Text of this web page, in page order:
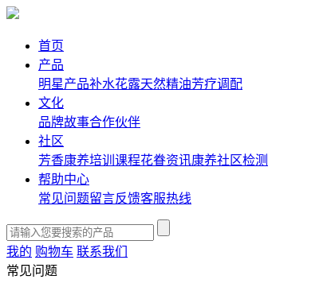
首页
产品
明星产品补水花露天然精油芳疗调配
文化
品牌故事合作伙伴
社区
芳香康养培训课程花眷资讯康养社区检测
帮助中心
常见问题留言反馈客服热线
我的 购物车 联系我们
常见问题